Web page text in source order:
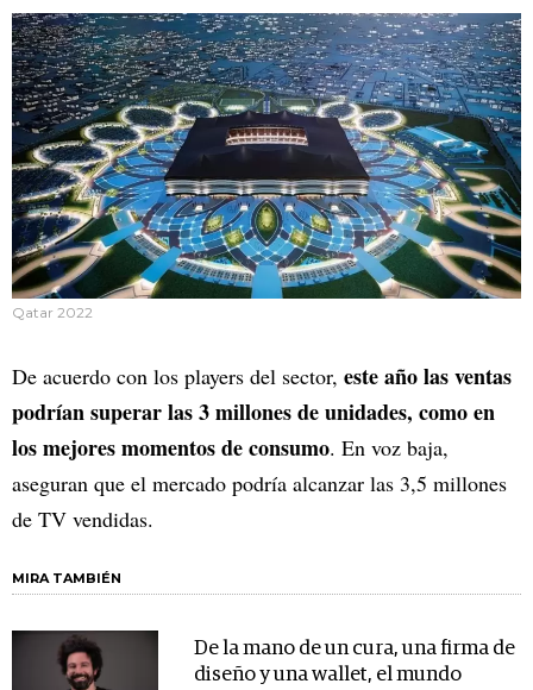
Qatar 2022
De acuerdo con los players del sector, este año las ventas
podrían superar las 3 millones de unidades, como en
los mejores momentos de consumo. En voz baja,
aseguran que el mercado podría alcanzar las 3,5 millones
de TV vendidas.
MIRA TAMBIÉN
De la mano de un cura, una firma de
diseño y una wallet, el mundo